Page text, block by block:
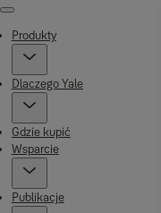
Menu
Produkty
Dlaczego Yale
Gdzie kupić
Wsparcie
Publikacje